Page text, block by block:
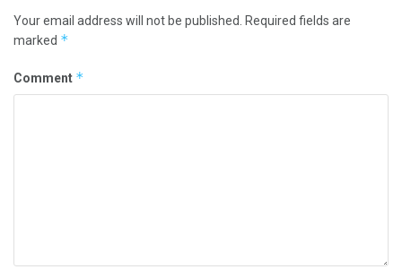
Your email address will not be published.
Required fields are
marked *
Comment *